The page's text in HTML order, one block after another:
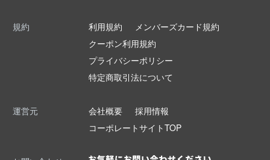
規約 利用規約
メンバーズカード規約
クーポン利用規約
プライバシーポリシー
特定商取引法について
運営元 会社概要
採用情報
コーポレートサイトTOP